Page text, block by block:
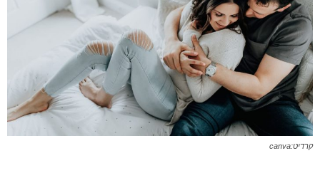
קרדיט:canva